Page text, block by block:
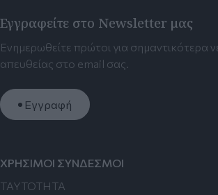
Εγγραφείτε στο Newsletter μας
Ενημερωθείτε πρώτοι για σημαντικότερα
απευθείας στο email σας.
Εγγραφή
ΧΡΗΣΙΜΟΙ ΣΥΝΔΕΣΜΟΙ
TAYTOTHTA